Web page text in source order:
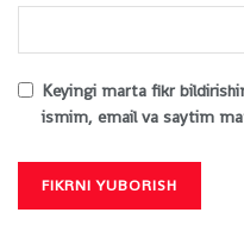
Keyingi marta fikr
ismim, email va saytim